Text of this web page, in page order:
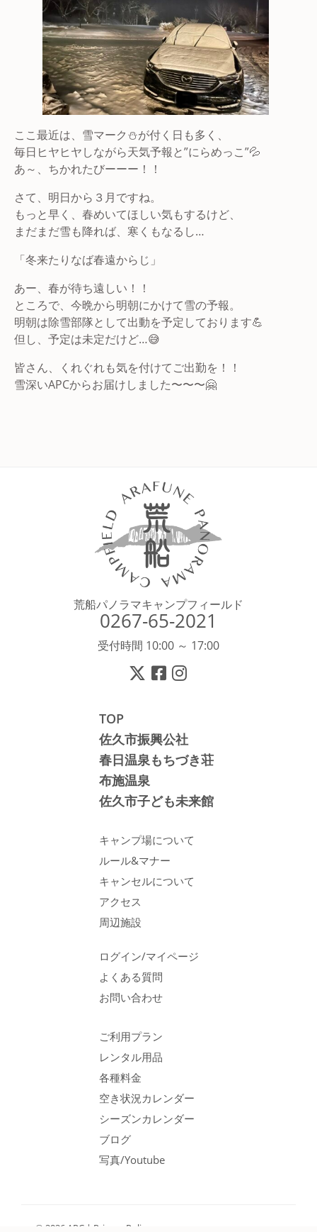
ここ最近は、雪マーク⛄が付く日も多く、
毎日ヒヤヒヤしながら天気予報と”にらめっこ”💦
あ～、ちかれたびーーー！！
さて、明日から３月ですね。
もっと早く、春めいてほしい気もするけど、
まだまだ雪も降れば、寒くもなるし…
「冬来たりなば春遠からじ」
あー、春が待ち遠しい！！
ところで、今晩から明朝にかけて雪の予報。
明朝は除雪部隊として出動を予定しております💪
但し、予定は未定だけど…😅
皆さん、くれぐれも気を付けてご出勤を！！
雪深いAPCからお届けしました〜〜〜🤗
荒船パノラマキャンプフィールド
0267-65-2021
受付時間 10:00 ～ 17:00
TOP
佐久市振興公社
春日温泉もちづき荘
布施温泉
佐久市子ども未来館
キャンプ場について
ルール&マナー
キャンセルについて
アクセス
周辺施設
ログイン/マイページ
よくある質問
お問い合わせ
ご利用プラン
レンタル用品
各種料金
空き状況カレンダー
シーズンカレンダー
ブログ
写真/Youtube
© 2026 APC | Privacy Policy